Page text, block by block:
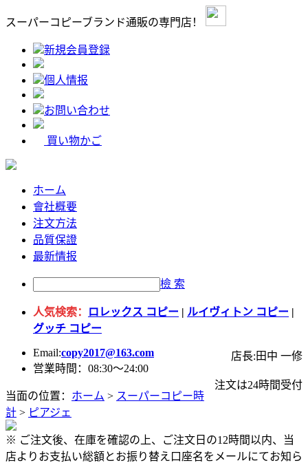
スーパーコピーブランド通販の専門店！
新規会員登録
個人情报
お問い合わせ
買い物かご
ホーム
會社概要
注文方法
品質保證
最新情报
檢 索
人気検索： ロレックス コピー | ルイヴィトン コピー |
グッチ コピー
Email:copy2017@163.com
店長:田中 一修
営業時間：08:30～24:00
注文は24時間受付
当面の位置： ホーム > スーパーコピー時
計 > ピアジェ
※ ご注文後、在庫を確認の上、ご注文日の12時間以内、当
店よりお支払い総額とお振り替え口座名をメールにてお知ら